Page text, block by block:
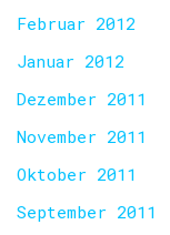
Februar 2012
Januar 2012
Dezember 2011
November 2011
Oktober 2011
September 2011